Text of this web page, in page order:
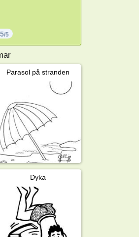
/5
Parasol på stranden
Dyka